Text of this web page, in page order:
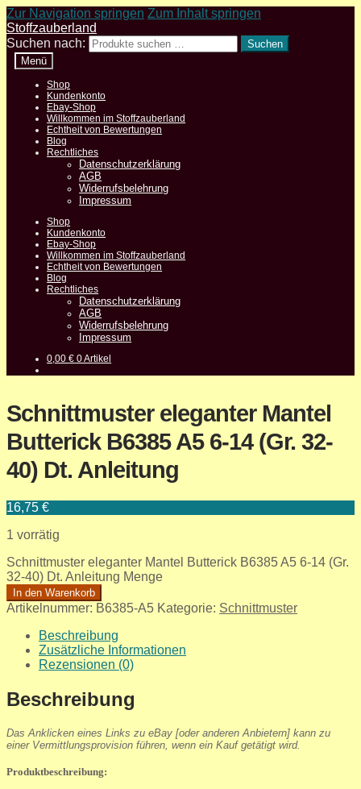
Zur Navigation springen Zum Inhalt springen
Stoffzauberland
Suchen nach:
Suchen
Menü
Shop
Kundenkonto
Ebay-Shop
Willkommen im Stoffzauberland
Echtheit von Bewertungen
Blog
Rechtliches
Datenschutzerklärung
AGB
Widerrufsbelehrung
Impressum
Shop
Kundenkonto
Ebay-Shop
Willkommen im Stoffzauberland
Echtheit von Bewertungen
Blog
Rechtliches
Datenschutzerklärung
AGB
Widerrufsbelehrung
Impressum
0,00€ 0 Artikel
Schnittmuster eleganter Mantel
Butterick B6385 A5 6-14 (Gr. 32-
40) Dt. Anleitung
16,75 €
1 vorrätig
Schnittmuster eleganter Mantel Butterick B6385 A5 6-14 (Gr.
32-40) Dt. Anleitung Menge
In den Warenkorb
Artikelnummer: B6385-A5 Kategorie: Schnittmuster
Beschreibung
Zusätzliche Informationen
Rezensionen (0)
Beschreibung
Das Anklicken eines Links zu eBay [oder anderen Anbietern] kann zu
einer Vermittlungsprovision führen, wenn ein Kauf getätigt wird.
Produktbeschreibung: